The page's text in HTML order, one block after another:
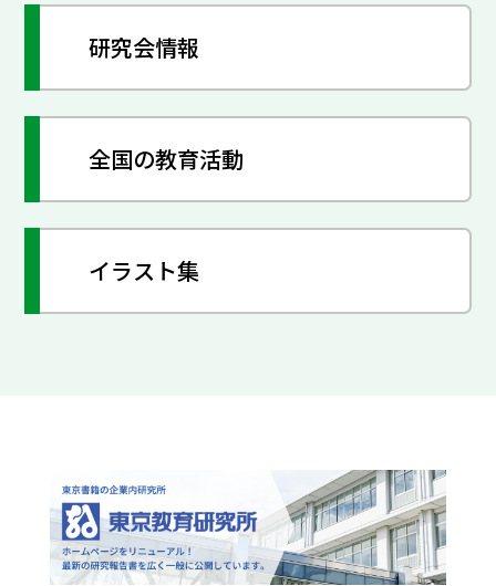
研究会情報
全国の教育活動
イラスト集